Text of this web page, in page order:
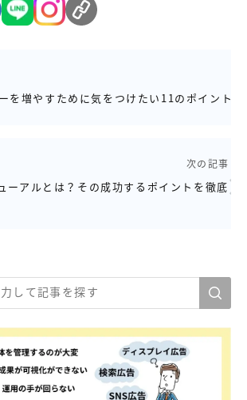
増やすために気をつけたい11のポイント
次の記事
ーアルとは？その成功するポイントを徹底